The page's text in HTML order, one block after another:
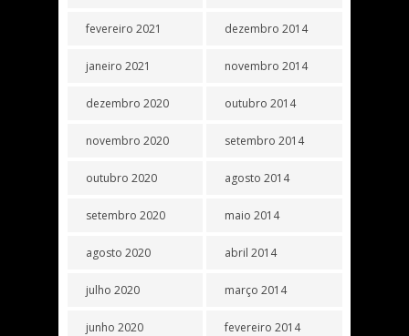
fevereiro 2021
janeiro 2021
dezembro 2020
novembro 2020
outubro 2020
setembro 2020
agosto 2020
julho 2020
junho 2020
dezembro 2014
novembro 2014
outubro 2014
setembro 2014
agosto 2014
maio 2014
abril 2014
março 2014
fevereiro 2014